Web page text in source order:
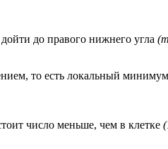
до правого нижнего угла
то есть локальный
число меньше, чем в клетке